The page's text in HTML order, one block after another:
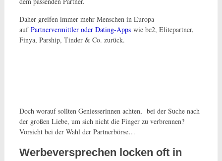
Daher greifen immer mehr Menschen in Europa
auf Partnervermittler oder Dating-Appswie be2, Elitepartner,
Finya, Parship, Tinder & Co. zurück.
Doch worauf sollten Geniesserinnen achten, bei der Suche nach
der großen Liebe, um sich nicht die Finger zu verbrennen?
Vorsicht bei der Wahl der Partnerbörse…
Werbeversprechen locken oft in